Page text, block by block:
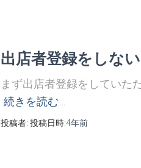
出店者登録をしな
まず出店者登録をしていた
続きを読む…
投稿者: 投稿日時:4年前